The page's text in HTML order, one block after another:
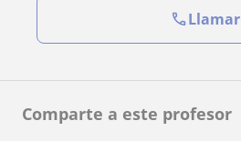
Comparte a este profesor
Llamar